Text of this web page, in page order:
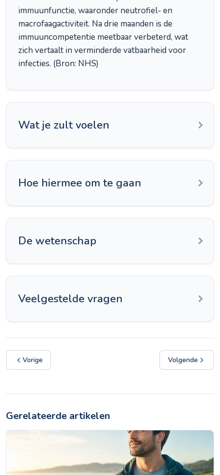
immuunfunctie, waaronder neutrofiel- en
macrofaagactiviteit. Na drie maanden is de
immuuncompetentie meetbaar verbeterd, wat
zich vertaalt in verminderde vatbaarheid voor
infecties. (Bron: NHS)
Wat je zult voelen
Hoe hiermee om te gaan
De wetenschap
Veelgestelde vragen
Vorige Volgende
Gerelateerde artikelen